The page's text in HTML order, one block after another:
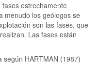
estrechamente
menudo los geólogos se
son las fases, que
Las fases están
según HARTMAN (1987)